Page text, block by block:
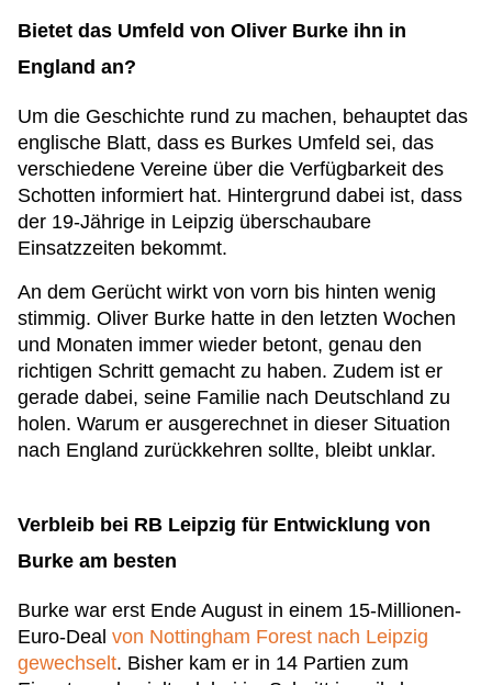
Bietet das Umfeld von Oliver Burke ihn in
England an?
Um die Geschichte rund zu machen, behauptet das
englische Blatt, dass es Burkes Umfeld sei, das
verschiedene Vereine über die Verfügbarkeit des
Schotten informiert hat. Hintergrund dabei ist, dass
der 19-Jährige in Leipzig überschaubare
Einsatzzeiten bekommt.
An dem Gerücht wirkt von vorn bis hinten wenig
stimmig. Oliver Burke hatte in den letzten Wochen
und Monaten immer wieder betont, genau den
richtigen Schritt gemacht zu haben. Zudem ist er
gerade dabei, seine Familie nach Deutschland zu
holen. Warum er ausgerechnet in dieser Situation
nach England zurückkehren sollte, bleibt unklar.
Verbleib bei RB Leipzig für Entwicklung von
Burke am besten
Burke war erst Ende August in einem 15-Millionen-
Euro-Deal von Nottingham Forest nach Leipzig
gewechselt. Bisher kam er in 14 Partien zum